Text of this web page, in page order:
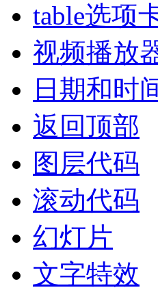
table选项
视频播放
日期和时
返回顶部
图层代码
滚动代码
幻灯片
文字特效